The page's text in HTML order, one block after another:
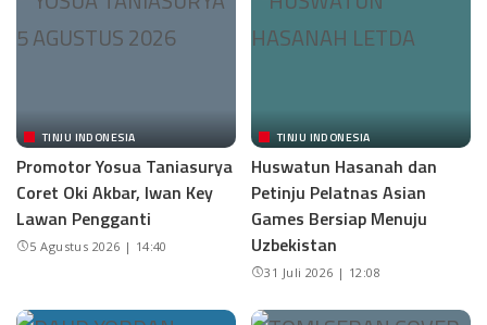
TINJU INDONESIA
Promotor Yosua Taniasurya
Coret Oki Akbar, Iwan Key
Lawan Pengganti
5 Agustus 2026 | 14:40
TINJU INDONESIA
Huswatun Hasanah dan
Petinju Pelatnas Asian
Games Bersiap Menuju
Uzbekistan
31 Juli 2026 | 12:08